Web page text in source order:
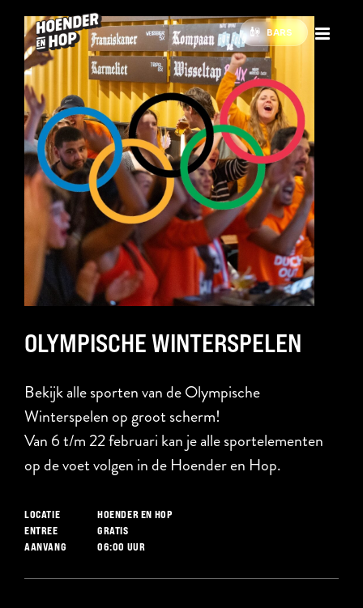
BARS
OLYMPISCHE WINTERSPELEN
Bekijk alle sporten van de Olympische
Winterspelen op groot scherm!
Van 6 t/m 22 februari kan je alle sportelementen
op de voet volgen in de Hoender en Hop.
LOCATIE
HOENDER EN HOP
ENTREE
GRATIS
AANVANG
06:00 UUR